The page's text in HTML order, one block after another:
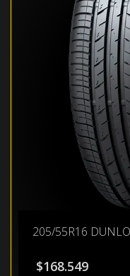
205/55R16
$168.549